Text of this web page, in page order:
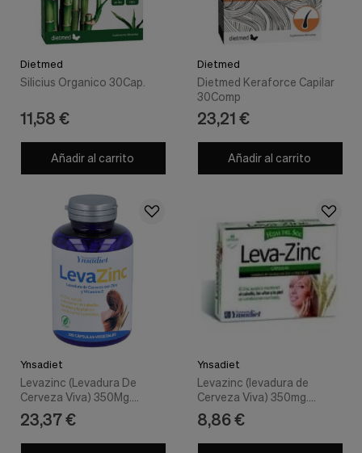
Dietmed
Silicius Organico 30Cap.
11,58 €
Añadir al carrito
Dietmed
Dietmed Keraforce Capilar
30Comp
23,21 €
Añadir al carrito
Ynsadiet
Levazinc (Levadura De
Cerveza Viva) 350Mg.
225Cap.
23,37 €
Ynsadiet
Levazinc (levadura de
Cerveza Viva) 350mg.
60cap - Ynsadiet
8,86 €